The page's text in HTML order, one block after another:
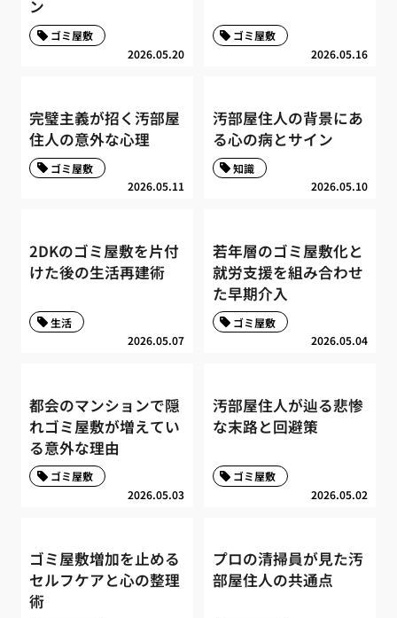
ン
2026.05.20
ゴミ屋敷
2026.05.16
ゴミ屋敷
完璧主義が招く汚部屋
住人の意外な心理
2026.05.11
ゴミ屋敷
汚部屋住人の背景にあ
る心の病とサイン
2026.05.10
知識
2DKのゴミ屋敷を片付
けた後の生活再建術
2026.05.07
生活
若年層のゴミ屋敷化と
就労支援を組み合わせ
た早期介入
2026.05.04
ゴミ屋敷
都会のマンションで隠
れゴミ屋敷が増えてい
る意外な理由
2026.05.03
ゴミ屋敷
汚部屋住人が辿る悲惨
な末路と回避策
2026.05.02
ゴミ屋敷
ゴミ屋敷増加を止める
セルフケアと心の整理
術
プロの清掃員が見た汚
部屋住人の共通点